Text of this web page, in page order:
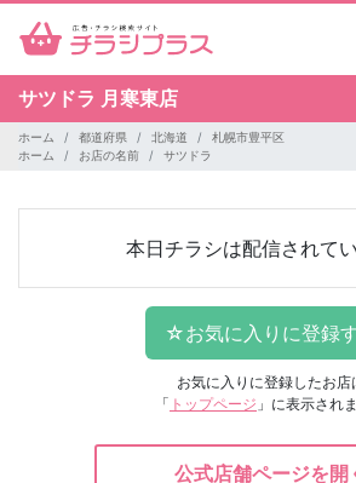
サツドラ 月寒東店
ホーム 都道府県 北海道
札幌市豊平区
ホーム
お店の名前 サツドラ
本日チラシは配信されて
お気に入りに登録したお店
「 トップページ 」に表示されま
公式店舗ページを開